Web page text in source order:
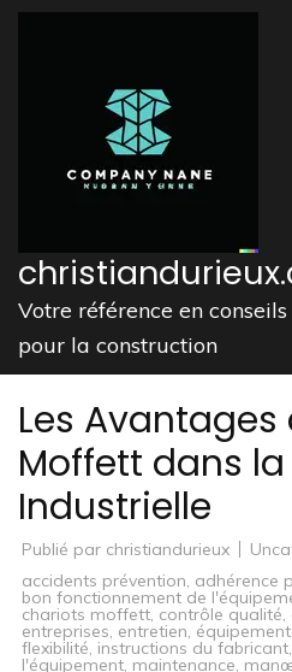
Aller
Votre référence en
pour la construction
Les
Moffett dans
Industrielle
Publié par christiandurieux
accidents prévention, adhérence
bon fonctionnement de
chariots moffett, contrôle qualité,
entreprises, entretien,
flexibilité, instructions du fabricant,
l'équipement, maintenance,